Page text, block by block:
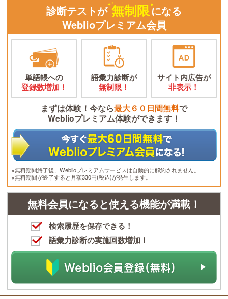
診断テストが 無制限になる
Weblioプレミアム会員
単語帳への
登録数増加！
語彙力診断が
無制限！
サイト内広告が
非表示！
まずは体験！今なら最大６０日間無料で
Weblioプレミアム体験ができます！
※無料期間終了後、Weblioプレミアムサービスは自動的に解約されません。
※無料期間が終了すると月額330円(税込)が発生します。
無料会員になると使える機能が満載！
検索履歴を保存できる！
語彙力診断の実施回数増加！